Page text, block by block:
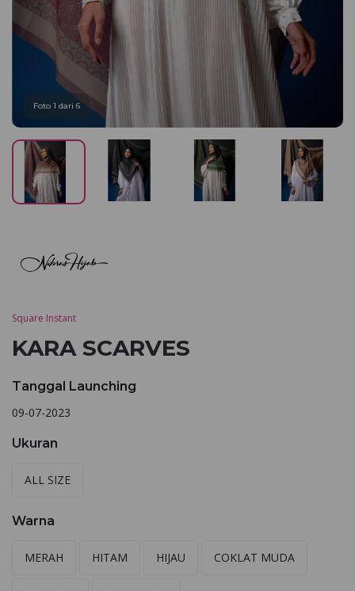
Foto 1 dari 6
Square Instant
KARA SCARVES
Tanggal Launching
09-07-2023
Ukuran
ALL SIZE
Warna
MERAH HITAM HIJAU COKLAT MUDA